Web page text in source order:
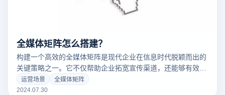
全媒体矩阵怎么搭建？
构建一个高效的全媒体矩阵是现代企业在信息时代脱颖而出的
关键策略之一。它不仅帮助企业拓宽宣传渠道，还能够有效提
升品牌影响力和市场竞争力。本文将详细介绍构建全媒体矩阵
的步骤和策略，从明确目标和受众开始，到选择合适的媒体平
运营场景
全媒体矩阵
2024.07.30